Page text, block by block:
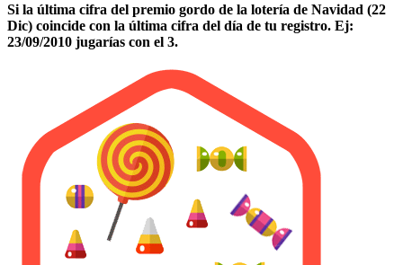
Si la última cifra del premio gordo de la lotería de Navidad (22
Dic) coincide con la última cifra del día de tu registro. Ej:
23/09/2010 jugarías con el 3.